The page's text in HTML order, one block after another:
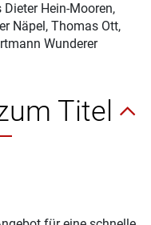
Dieter Hein-Mooren,
Näpel, Thomas Ott,
Wunderer
Titel